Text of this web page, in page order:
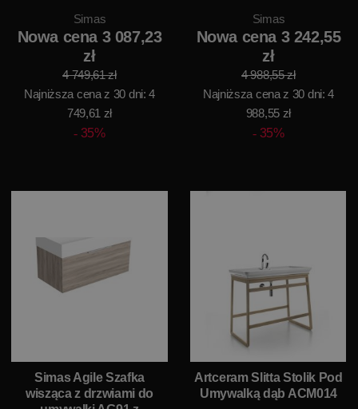
Simas
Nowa cena 3 087,23
zł
4 749,61 zł
Najniższa cena z 30 dni: 4
749,61 zł
35%
Simas
Nowa cena 3 242,55
zł
4 988,55 zł
Najniższa cena z 30 dni: 4
988,55 zł
35%
Simas Agile Szafka
wisząca z drzwiami do
Artceram Slitta Stolik Pod
Umywalką dąb ACM014